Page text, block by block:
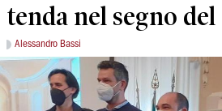
tenda nel segno
Alessandro Bassi